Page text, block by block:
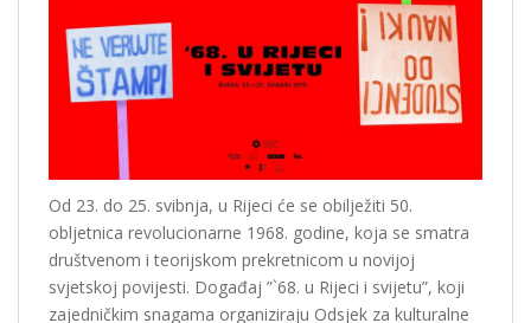
Od 23. do 25. svibnja, u Rijeci će se obilježiti 50.
obljetnica revolucionarne 1968. godine, koja se smatra
društvenom i teorijskom prekretnicom u novijoj
svjetskoj povijesti. Događaj ”`68. u Rijeci i svijetu”, koji
zajedničkim snagama organiziraju Odsjek za kulturalne